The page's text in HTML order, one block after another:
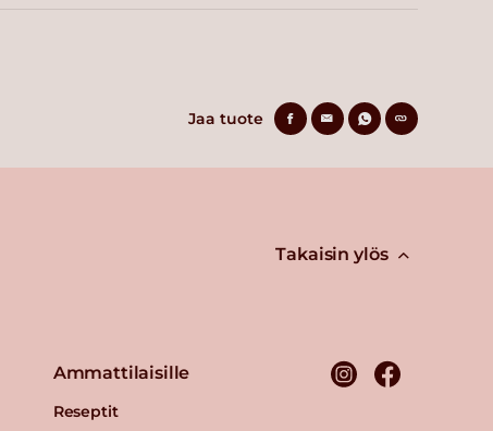
Jaa tuote
Takaisin ylös
Ammattilaisille
Reseptit